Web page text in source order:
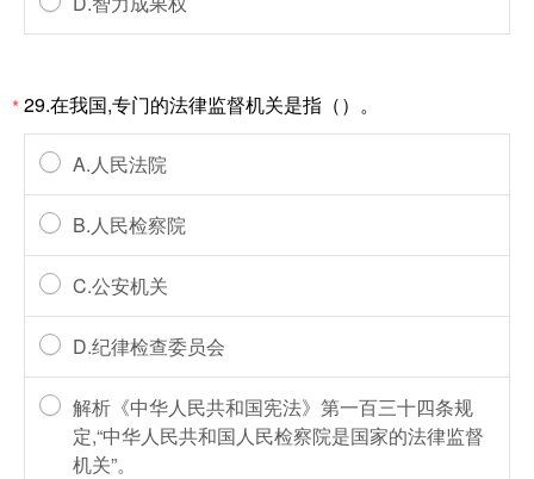
*29.在我国,专门的法律监督机关是指（）。
A.人民法院
B.人民检察院
C.公安机关
D.纪律检查委员会
解析《中华人民共和国宪法》第一百三十四条规
定,“中华人民共和国人民检察院是国家的法律监督
机关”。